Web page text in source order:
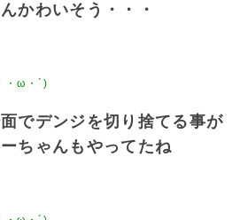
かわいそう・・・
・ω・´)
でデンジを切り捨てる事が
ちゃんもやってたね